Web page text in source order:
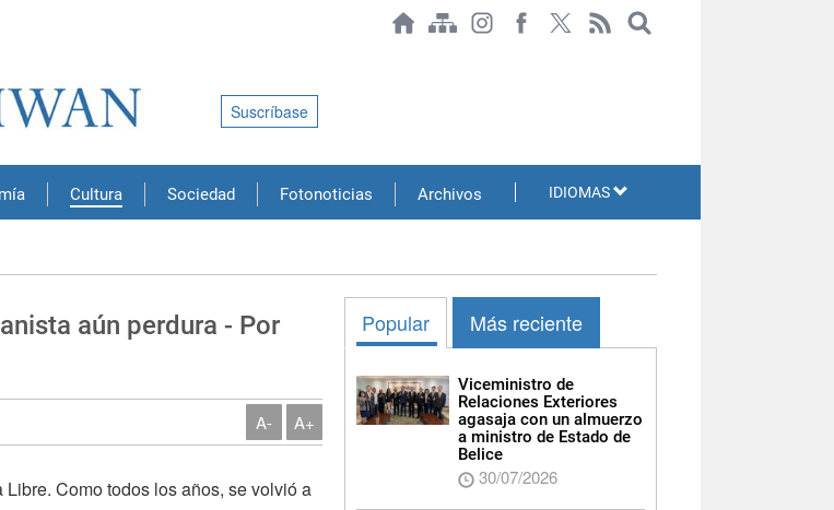
Cultura Sociedad Fotonoticias Archivos
Suscríbase
IDIOMAS
aún perdura - Por
A- A+
Como todos los años, se volvió a
Popular Más reciente
Viceministro de
Relaciones Exteriores
agasaja con un almuerzo
a ministro de Estado de
Belice
30/07/2026